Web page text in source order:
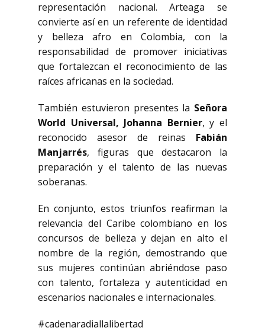
representación nacional. Arteaga se
convierte así en un referente de identidad
y belleza afro en Colombia, con la
responsabilidad de promover iniciativas
que fortalezcan el reconocimiento de las
raíces africanas en la sociedad.
También estuvieron presentes la Señora
World Universal, Johanna Bernier, y el
reconocido asesor de reinas Fabián
Manjarrés, figuras que destacaron la
preparación y el talento de las nuevas
soberanas.
En conjunto, estos triunfos reafirman la
relevancia del Caribe colombiano en los
concursos de belleza y dejan en alto el
nombre de la región, demostrando que
sus mujeres continúan abriéndose paso
con talento, fortaleza y autenticidad en
escenarios nacionales e internacionales.
#cadenaradiallalibertad